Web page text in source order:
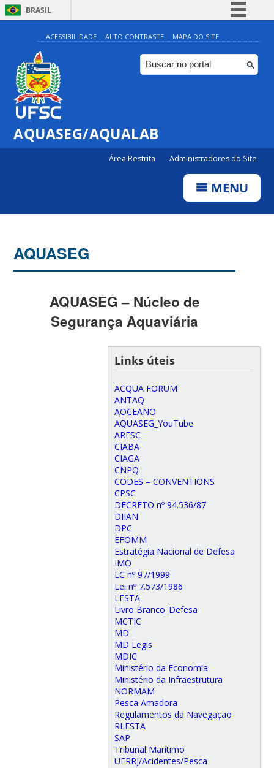
BRASIL
Simplifique!
Comunica BR
Participe
ACESSIBILIDADE ALTO CONTRASTE MAPA DO SITE
AQUASEG/AQUALAB
Área Restrita Administradores do Site
MENU
AQUASEG
AQUASEG – Núcleo de
Segurança Aquaviária
Links úteis
ACQUA FORUM
ANTAQ
AOCEANO
AQUASEG_YouTube
ARESC
CIABA
CIAGA
CNPQ
CODES – CONVENTIONS
CPSC
DECRETO nº 94.536/87
DIIAN
DPC
EFOMM
Estratégia Nacional de Defesa
IMO
LC nº 97/1999
Lei nº 7.573/1986
LESTA
Livro Branco_Defesa
MCTIC
MD
MD Legis
MDIC
Ministério da Economia
Ministério da Infraestrutura
NORMAM
Pesca Amadora
Regulamentos da Navegação
RLESTA
SAP
Tribunal Marítimo
UFRRJ/Acidentes/Pesca